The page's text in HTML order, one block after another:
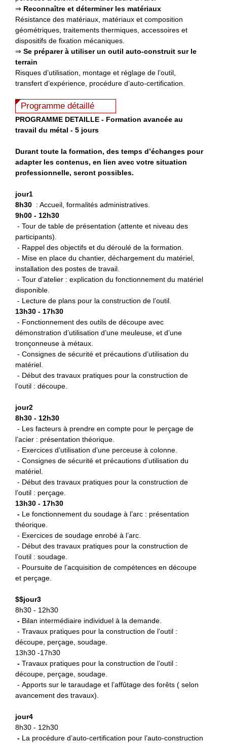
⇒ Reconnaître et déterminer les matériaux
Résistance des matériaux, matériaux et composition
géométriques, traitements thermiques, accessoires et
dispositifs de fixation mécaniques.
⇒ Se préparer à utiliserun outil auto-construit sur le
terrain
Risques d’utilisation, montage et réglage de l’outil,
transfert d’expérience, procédure d’auto-certification.
Programme détaillé
PROGRAMME DETAILLE - Formation avancée au
travail du métal - 5 jours
Durant toute la formation, des temps d’échanges pour
adapter les contenus, en lien avec votre situation
professionnelle, seront possibles.
jour1
8h30 : Accueil, formalités administratives.
9h00 - 12h30
- Tour de table de présentation (attente et niveau des
participants).
- Rappel des objectifs et du déroulé de la formation.
- Mise en place du chantier, déchargement du matériel,
installation des postes de travail.
- Tour d’atelier : explication du fonctionnement du matériel
disponible.
- Lecture de plans pour la construction de l’outil.
13h30 - 17h30
- Fonctionnement des outils de découpe avec
démonstration d’utilisation d’une meuleuse, et d’une
tronçonneuse à métaux.
- Consignes de sécurité et précautions d’utilisation du
matériel.
- Début des travaux pratiques pour la construction de
l’outil : découpe.
jour2
8h30 - 12h30
- Les facteurs à prendre en compte pour le perçage de
l’acier : présentation théorique.
- Exercices d’utilisation d’une perceuse à colonne.
- Consignes de sécurité et précautions d’utilisation du
matériel.
- Début des travaux pratiques pour la construction de
l’outil : perçage.
13h30 - 17h30
- L e fonctionnement du soudage à l’arc : présentation
théorique.
- Exercices de soudage enrobé à l’arc.
- Début des travaux pratiques pour la construction de
l’outil : soudage.
- Poursuite de l’acquisition de compétences en découpe
et perçage.
$$jour3
8h30 - 12h30
- Bilan intermédiaire individuel à la demande.
- Travaux pratiques pour la construction de l’outil :
découpe, perçage, soudage.
13h30 -17h30
- Travaux pratiques pour la construction de l’outil :
découpe, perçage, soudage.
- Apports sur le taraudage et l’affûtage des forêts ( selon
avancement des travaux).
jour4
8h30 - 12h30
- La procédure d’auto-certification pour l’auto-construction